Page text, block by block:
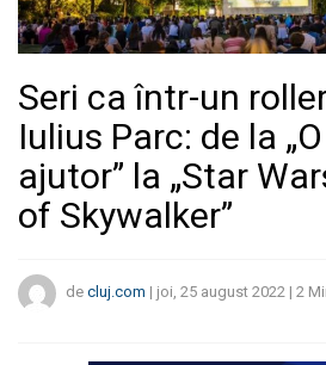
Seri ca într-un
Iulius Parc: de la
ajutor” la „Star
of Skywalker”
de cluj.com | joi, 25 august 2022 | 2